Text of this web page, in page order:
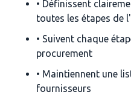
• Définissent
toutes les étapes de
• Suivent chaque
procurement
• Maintiennent une
fournisseurs